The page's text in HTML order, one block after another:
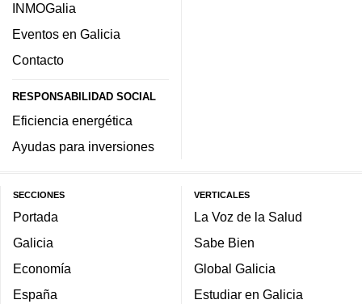
INMOGalia
Eventos en Galicia
Contacto
RESPONSABILIDAD SOCIAL
Eficiencia energética
Ayudas para inversiones
SECCIONES
Portada
Galicia
Economía
España
VERTICALES
La Voz de la Salud
Sabe Bien
Global Galicia
Estudiar en Galicia